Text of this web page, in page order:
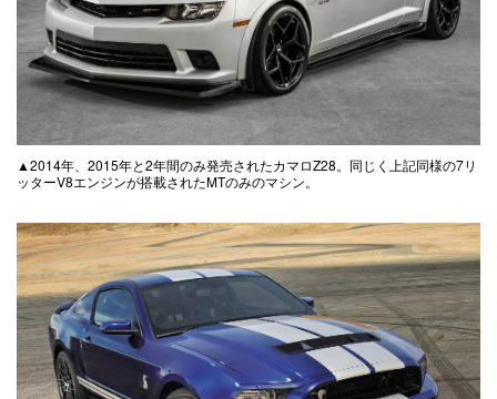
▲2014年、2015年と2年間のみ発売されたカマロZ28。同じく上記同様の7リ
ッターV8エンジンが搭載されたMTのみのマシン。